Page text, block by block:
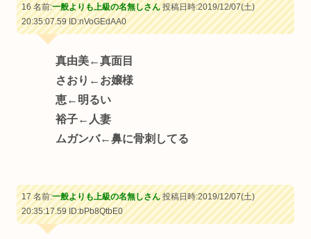
16 名前:一般よりも上級の名無しさん投稿日時:2019/12/07(土)
20:35:07.59ID:nVoGEdAA0
真由美←真面目
さおり←お嬢様
恵←明るい
裕子←人妻
ムガンバ←鼻に骨刺してる
17 名前:一般よりも上級の名無しさん投稿日時:2019/12/07(土)
20:35:17.59ID:bPb8QtbE0